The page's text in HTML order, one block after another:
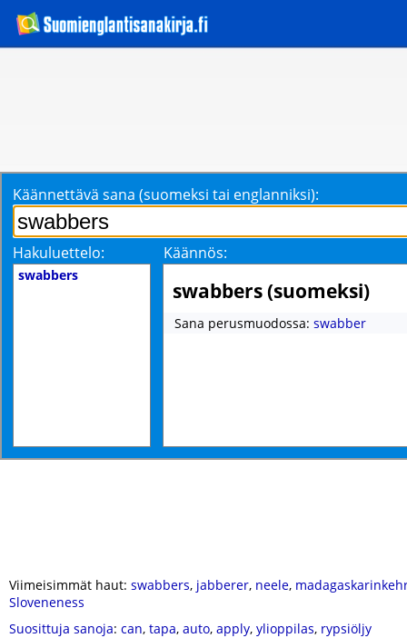
Käännettävä sana (suomeksi tai englanniksi):
Hakuluettelo: Käännös:
swabbers
swabbers (suomeksi)
Sana perusmuodossa: swabber
Viimeisimmät haut: swabbers, jabberer, neele,
Sloveneness
Suosittuja sanoja: can, tapa, auto, apply, ylioppilas, rypsiöljy